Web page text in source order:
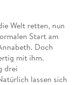
Welt retten, nun
Start am
Doch
mit ihm.
drei
lassen sich